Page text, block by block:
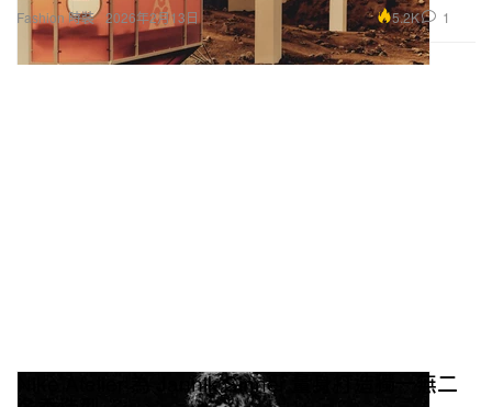
Fashion 時裝 2026年2月13日 5.2K 1
Nike Atelier 為 Jannik Sinner 量身打造獨一無二